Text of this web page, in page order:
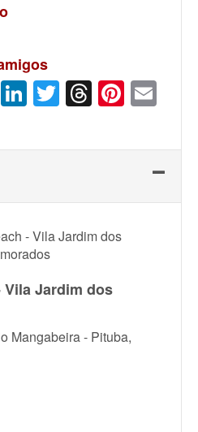
X LinkedIn
Twitter
Threads
Vila Jardim dos
Mangabeira - Pituba,